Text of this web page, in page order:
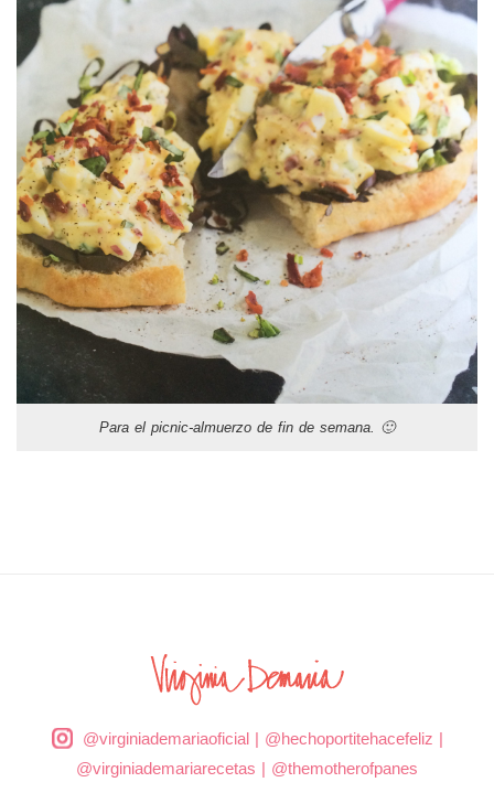
Para el picnic-almuerzo de fin de semana. 🙂
@virginiademariaoficial| @hechoportitehacefeliz |
@virginiademariarecetas | @themotherofpanes